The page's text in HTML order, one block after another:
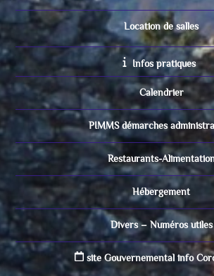
Location de salles
Infos pratiques
Calendrier
PIMMS démarches
Restaurants-
Hébergement
Divers – Numéros utiles
site Gouvernemental info